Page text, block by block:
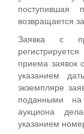
поступившая
возвращается
Заявка с
приема заявок
указанием
экземпляре
поданными на
аукциона
указанием